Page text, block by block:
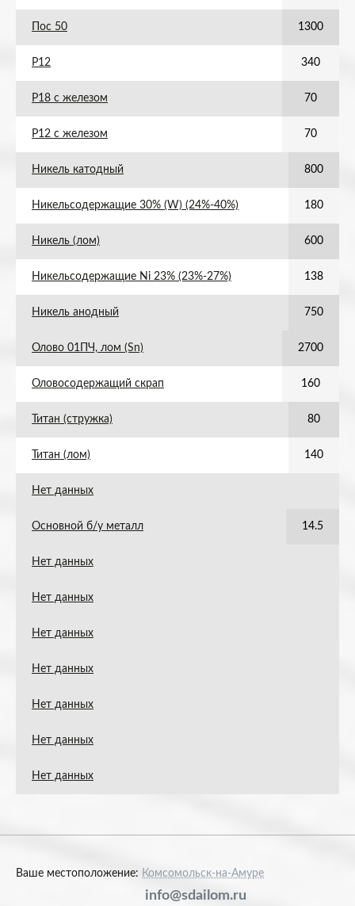
Пос 50 1300
Р12 340
Р18 с железом 70
Р12 с железом 70
Никель катодный 800
Никельсодержащие 30% (W) (24%-40%) 180
Никель (лом) 600
Никельсодержащие Ni 23% (23%-27%) 138
Никель анодный 750
Олово 01ПЧ, лом (Sn) 2700
Оловосодержащий скрап 160
Титан (стружка) 80
Титан (лом) 140
Нет данных
Основной б/у металл 14.5
Нет данных
Нет данных
Нет данных
Нет данных
Нет данных
Нет данных
Нет данных
Ваше местоположение: Комсомольск-на-Амуре
info@sdailom.ru